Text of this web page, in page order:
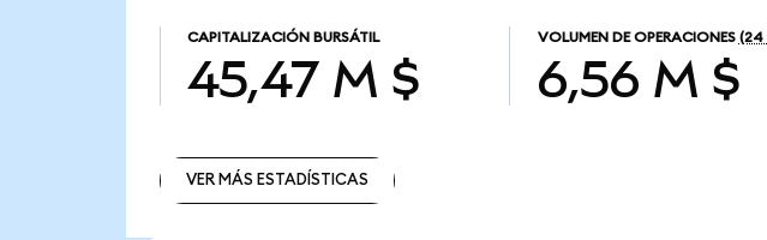
CAPITALIZACIÓN BURSÁTIL
45,47 M $
VOLUMEN DE OPERACIONES (24
6,56 M $
VER MÁS ESTADÍSTICAS